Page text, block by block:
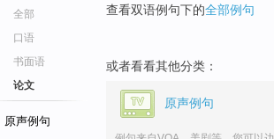
全部
口语
书面语
论文
原声例句
查看双语例句下的全部例句
或者看看其他分类：
原声例句